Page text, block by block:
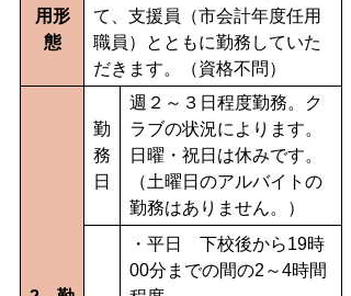
用形
態
て、支援員（市会計年度任用
職員）とともに勤務していた
だきます。（資格不問）
勤
務
日
週２～３日程度勤務。ク
ラブの状況によります。
日曜・祝日は休みです。
（土曜日のアルバイトの
勤務はありません。）
・平日 下校後から19時
00分までの間の2～4時間